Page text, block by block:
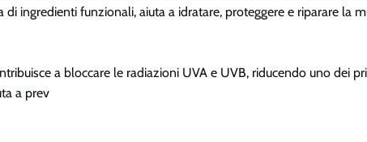
di ingredienti funzionali, aiuta a idratare, proteggere e riparare la
a bloccare le radiazioni UVA e UVB, riducendo uno dei
a prev